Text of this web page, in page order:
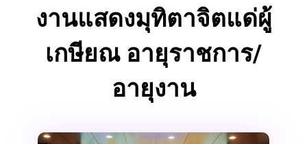
งานแสดงมุทิตาจิตแด่ผู้
เกษียณ อายุราชการ/
อายุงาน